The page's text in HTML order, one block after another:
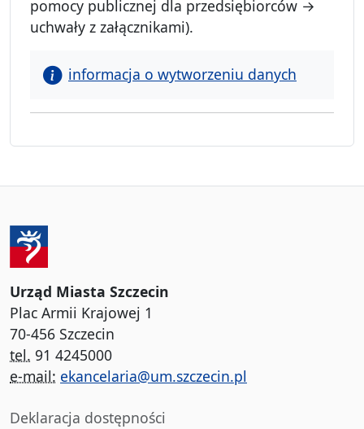
pomocy publicznej dla przedsiębiorców →
uchwały z załącznikami).
informacja o wytworzeniu danych
Urząd Miasta Szczecin
Plac Armii Krajowej 1
70-456 Szczecin
tel. 91 4245000
e-mail: ekancelaria@um.szczecin.pl
Deklaracja dostępności